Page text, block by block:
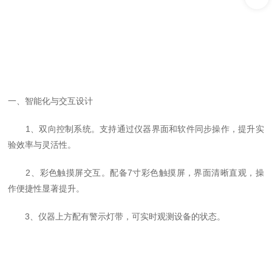
一、智能化与交互设计
1、双向控制系统。支持通过仪器界面和软件同步操作，提升实
验效率与灵活性。
2、‌彩色触摸屏交互。配备7寸彩色触摸屏，界面清晰直观，操
作便捷性显著提升。
3、仪器上方配有警示灯带，可实时观测设备的状态。